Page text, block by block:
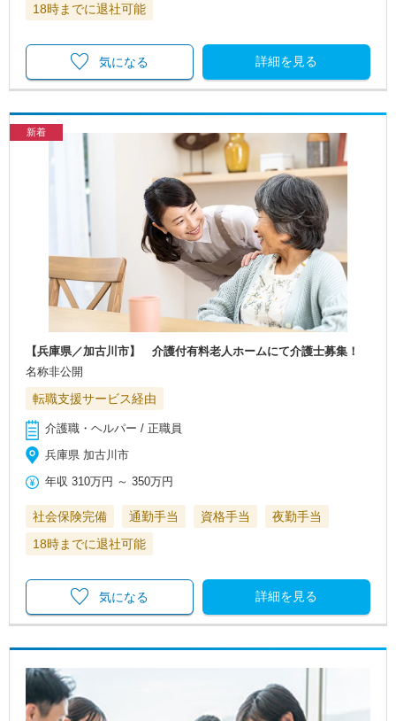
18時までに退社可能
詳細を見る
気になる
新着
【兵庫県／加古川市】 介護付有料老人ホームにて介護士募集！
名称非公開
転職支援サービス経由
介護職・ヘルパー / 正職員
兵庫県 加古川市
年収 310万円 ～350万円
社会保険完備 通勤手当 資格手当
夜勤手当
18時までに退社可能
詳細を見る
気になる